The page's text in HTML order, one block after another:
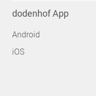
dodenhof App
Android
iOS